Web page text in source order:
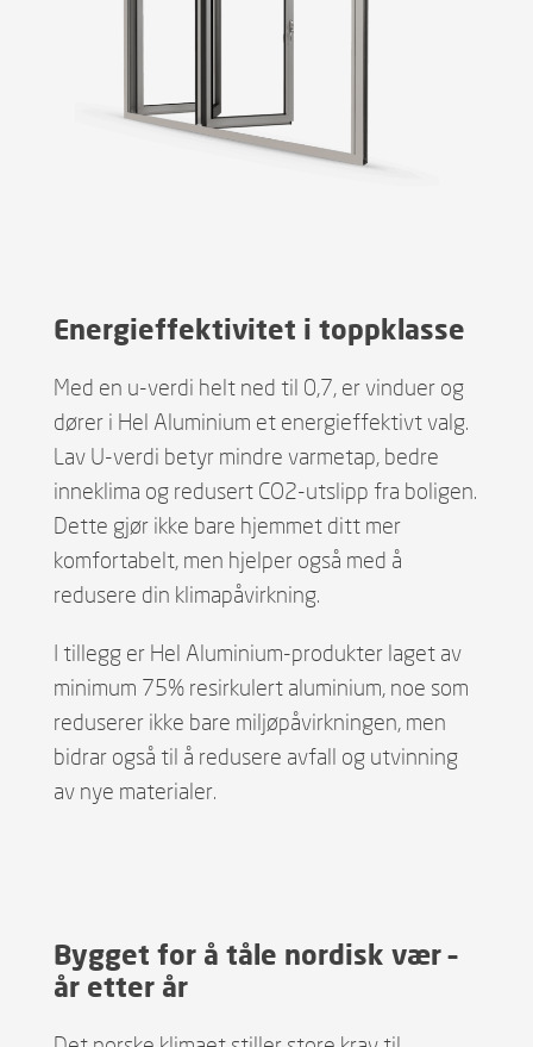
Energieffektivitet i toppklasse
Med en u-verdi helt ned til 0,7, er vinduer og
dører i Hel Aluminium et energieffektivt valg.
Lav U-verdi betyr mindre varmetap, bedre
inneklima og redusert CO2-utslipp fra boligen.
Dette gjør ikke bare hjemmet ditt mer
komfortabelt, men hjelper også med å
redusere din klimapåvirkning.
I tillegg er Hel Aluminium-produkter laget av
minimum 75% resirkulert aluminium, noe som
reduserer ikke bare miljøpåvirkningen, men
bidrar også til å redusere avfall og utvinning
av nye materialer.
Bygget for å tåle nordisk vær –
år etter år